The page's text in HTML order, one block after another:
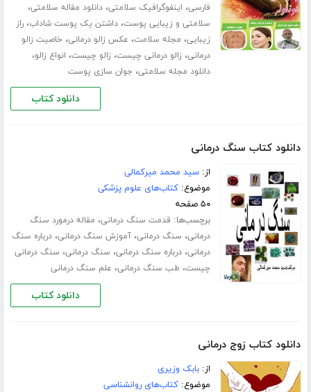
فارسی، اینفوگرافیک سلامتی،دانلود مقاله سلامتی،
سلامتی و زیبایی پوست،داشتن یک پوست شاداب،راز
زیبایی، مجله سلامت، عکس زالو درمانی، خاصیت زالو
درمانی، زالو درمانی چیست، زالو چیست، انواع زالو،
دانلود مجله سلامتی، جوان سازی پوست
دانلود کتاب
دانلود کتاب سنگ درمانی
از:سید محمد میرکمالی
موضوع:کتاب‌های علوم پزشکی
۵۰ صفحه
برچسب‌ها: قدمت سنگ درمانی، مقاله درمورد سنگ
درمانی، سنگ درمانی،آموزش سنگ درمانی،درباره سنگ
درمانی،درباره سنگ درمانی، سنگ درمانی، سنگ درمانی
چیست، طب سنگ درمانی، علم سنگ درمانی
دانلود کتاب
دانلود کتاب زوج درمانی
از:بابک وزیری
موضوع:کتاب‌های روانشناسی